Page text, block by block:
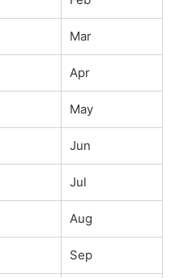
Mar
Apr
May
Jun
Jul
Aug
Sep